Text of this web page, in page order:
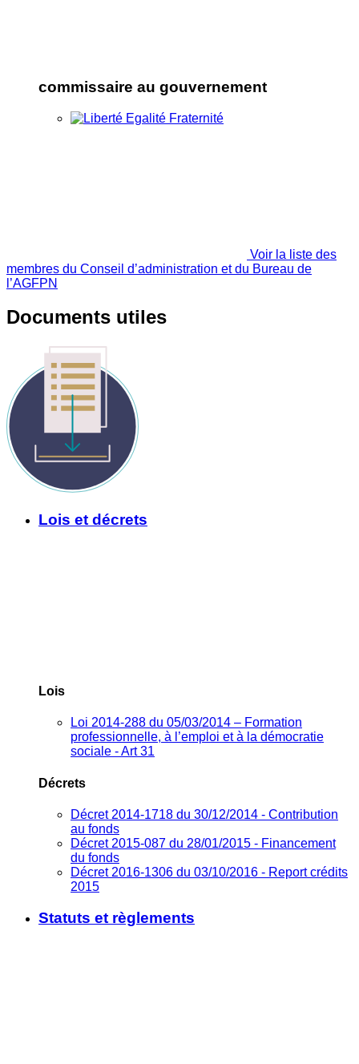
commissaire au gouvernement
Voir la liste des
membres du Conseil d’administration et du Bureau de
l’AGFPN
Documents utiles
Lois et décrets
Lois
Loi 2014-288 du 05/03/2014 – Formation
professionnelle, à l’emploi et à la démocratie
sociale - Art 31
Décrets
Décret 2014-1718 du 30/12/2014 - Contribution
au fonds
Décret 2015-087 du 28/01/2015 - Financement
du fonds
Décret 2016-1306 du 03/10/2016 - Report crédits
2015
Statuts et règlements